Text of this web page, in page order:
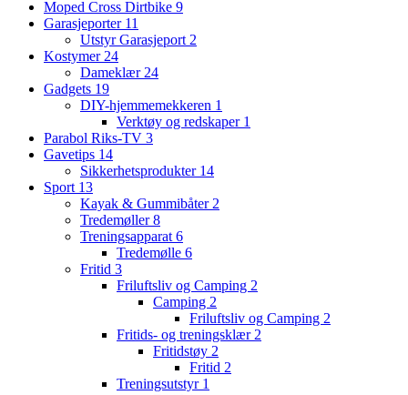
Moped Cross Dirtbike 9
Garasjeporter 11
Utstyr Garasjeport 2
Kostymer 24
Dameklær 24
Gadgets 19
DIY-hjemmemekkeren 1
Verktøy og redskaper 1
Parabol Riks-TV 3
Gavetips 14
Sikkerhetsprodukter 14
Sport 13
Kayak & Gummibåter 2
Tredemøller8
Treningsapparat 6
Tredemølle 6
Fritid 3
Friluftsliv og Camping 2
Camping 2
Friluftsliv og Camping 2
Fritids- og treningsklær 2
Fritidstøy 2
Fritid 2
Treningsutstyr 1